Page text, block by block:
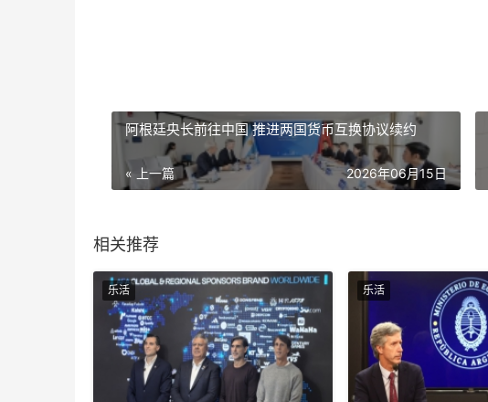
阿根廷央长前往中国 推进两国货币互换协议续约
« 上一篇 2026年06月15日
相关推荐
乐活 乐活